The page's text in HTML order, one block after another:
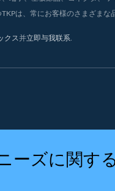
は、常にお客様のさまざまな
クス并立即与我联系
ーズに関す